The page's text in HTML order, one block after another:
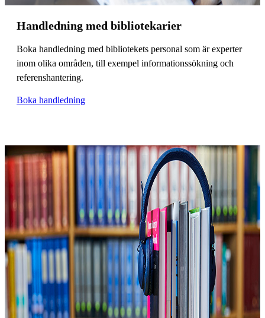
Handledning med bibliotekarier
Boka handledning med bibliotekets personal som är experter
inom olika områden, till exempel informationssökning och
referenshantering.
Boka handledning